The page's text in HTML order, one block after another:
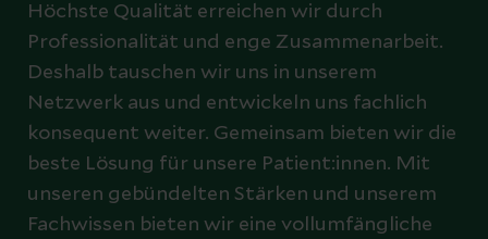
Höchste Qualität erreichen wir durch
Professionalität und enge Zusammenarbeit.
Deshalb tauschen wir uns in unserem
Netzwerk aus und entwickeln uns fachlich
konsequent weiter. Gemeinsam bieten wir die
beste Lösung für unsere Patient:innen. Mit
unseren gebündelten Stärken und unserem
Fachwissen bieten wir eine vollumfängliche